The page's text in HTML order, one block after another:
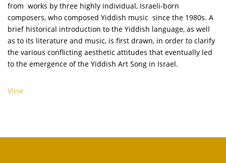
from works by three highly individual, Israeli-born
composers, who composed Yiddish music since the 1980s. A
brief historical introduction to the Yiddish language, as well
as to its literature and music, is first drawn, in order to clarify
the various conflicting aesthetic attitudes that eventually led
to the emergence of the Yiddish Art Song in Israel.
View